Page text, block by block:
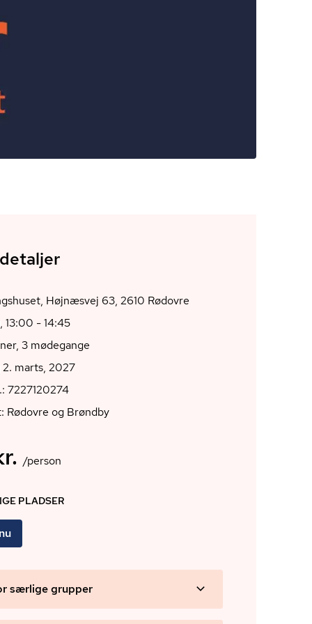
Foreningshuset, Højnæsvej 63, 2610 Rødovre
13:00 - 14:45
3 mødegange
2. marts, 2027
7227120274
Rødovre og Brøndby
/person
PLADSER
særlige grupper